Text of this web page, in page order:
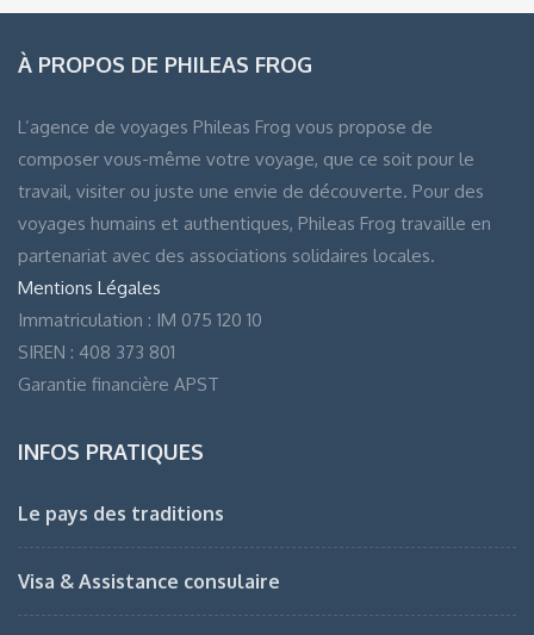
À PROPOS DE PHILEAS FROG
L’agence de voyages Phileas Frog vous propose de
composer vous-même votre voyage, que ce soit pour le
travail, visiter ou juste une envie de découverte. Pour des
voyages humains et authentiques, Phileas Frog travaille en
partenariat avec des associations solidaires locales.
Mentions Légales
Immatriculation : IM 075 120 10
SIREN : 408 373 801
Garantie financière APST
INFOS PRATIQUES
Le pays des traditions
Visa & Assistance consulaire